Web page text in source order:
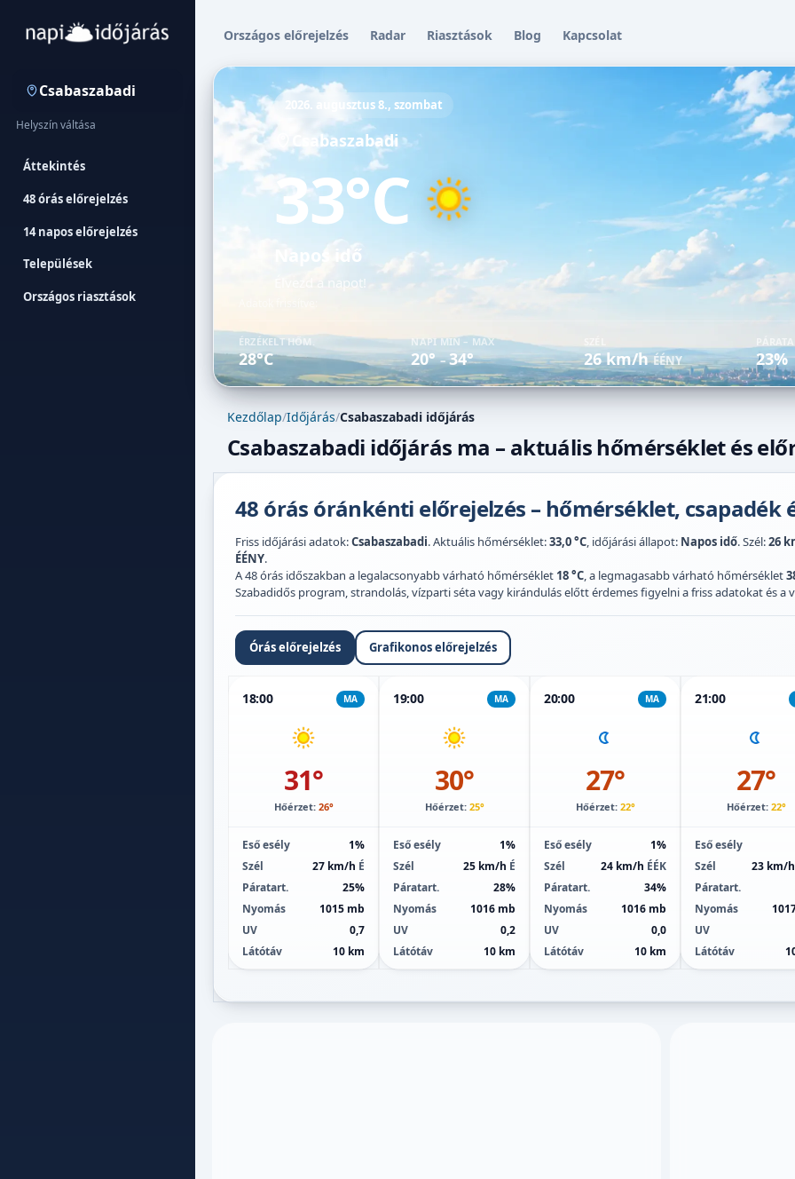
Csabaszabadi
Helyszín váltása
Áttekintés
48 órás előrejelzés
14 napos előrejelzés
Települések
Országos riasztások
Országos előrejelzés Radar Riasztások Blog Kapcsolat
2026. augusztus 8., szombat
Csabaszabadi
33°C
Napos idő
Élvezd a napot!
ÉRZÉKELT HŐM.
28°C
NAPI MIN – MAX
20° –34° 26 km/hÉÉNY 23%
Kezdőlap/Időjárás/Csabaszabadi időjárás
Csabaszabadi időjárás ma – aktuális hőmérséklet és
48 órás óránkénti előrejelzés – hőmérséklet, csapadék
Friss időjárási adatok:Csabaszabadi. Aktuális hőmérséklet:33,0 °C, időjárási állapot: Napos idő. Szél:26
ÉÉNY.
A 48 órás időszakban a legalacsonyabb várható hőmérséklet 18 °C, a legmagasabb várható hőmérséklet
Szabadidős program, strandolás, vízparti séta vagy kirándulás előtt érdemes figyelni a friss adatokat és a
Órás előrejelzés Grafikonos előrejelzés
18:00 MA
31°
Hőérzet: 26°
Eső esély
1%
Szél
27 km/h É
Páratart.
25%
Nyomás
1015 mb
UV
0,7
Látótáv
10 km
19:00 MA
30°
Hőérzet: 25°
Eső esély
1%
Szél
25 km/h É
Páratart.
28%
Nyomás
1016 mb
UV
0,2
Látótáv
10 km
20:00 MA
27°
Hőérzet: 22°
Eső esély
1%
Szél
24 km/h ÉÉK
Páratart.
34%
Nyomás
1016 mb
UV
0,0
Látótáv
10 km
21:00
27°
Hőérzet: 22°
Eső esély
Szél
23 km/h
Páratart.
Nyomás
UV
Látótáv